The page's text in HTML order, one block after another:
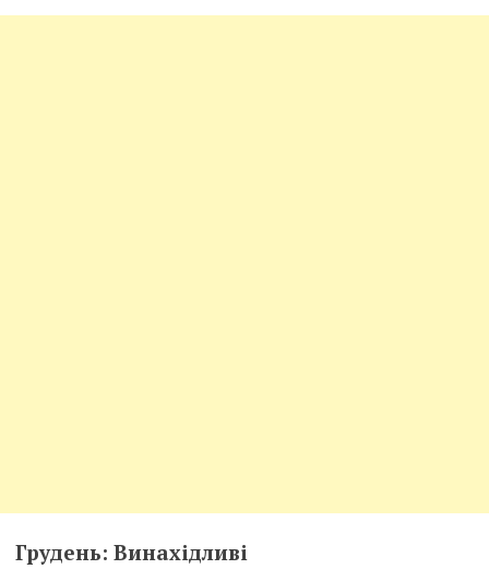
Грудень: Винахідливі